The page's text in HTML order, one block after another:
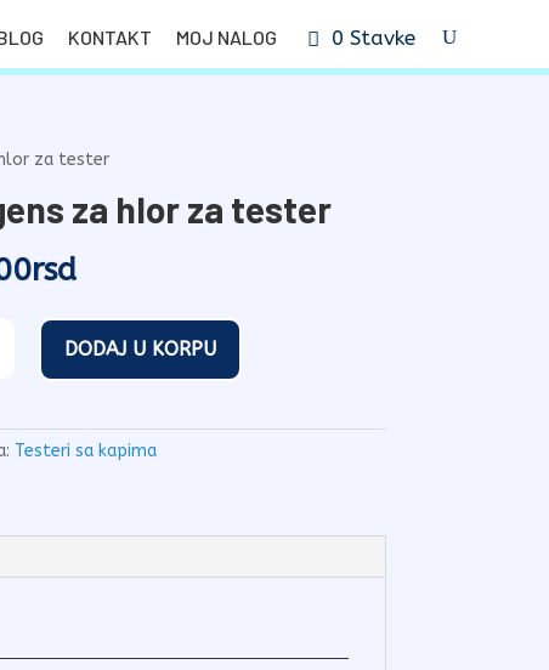
KONTAKT MOJ NALOG 0 Stavke
za tester
za hlor za tester
rsd
DODAJ U KORPU
Testeri sa kapima